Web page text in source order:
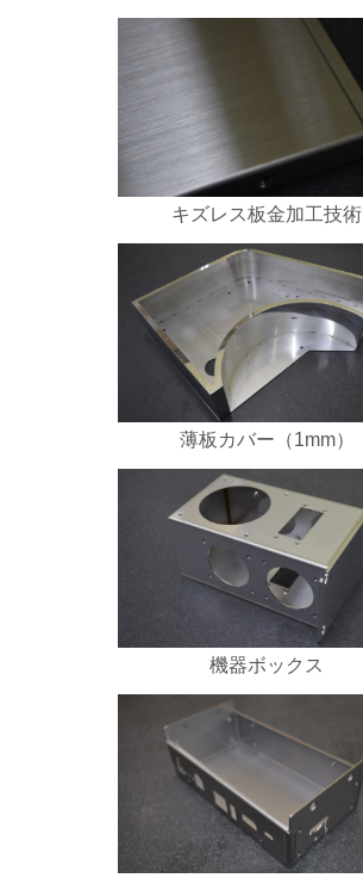
キズレス板金加工技術
薄板カバー（1mm）
機器ボックス